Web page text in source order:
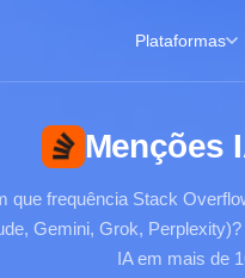
Plataformas
Menções
que frequência Stack
Gemini, Grok,
IA em mais de